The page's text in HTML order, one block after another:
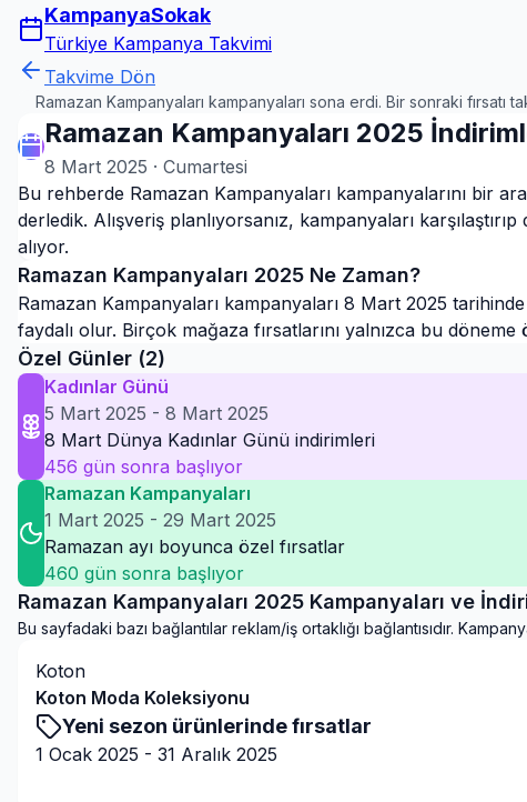
KampanyaSokak
Türkiye Kampanya Takvimi
Takvime Dön
Ramazan Kampanyaları kampanyaları sona erdi. Bir sonraki fırsatı
Ramazan Kampanyaları 2025
8 Mart 2025 · Cumartesi
Bu rehberde Ramazan Kampanyaları kampanyalarını bir
derledik. Alışveriş planlıyorsanız, kampanyaları
alıyor.
Ramazan Kampanyaları 2025 Ne Zaman?
Ramazan Kampanyaları kampanyaları 8 Mart 2025
faydalı olur. Birçok mağaza fırsatlarını yalnızca bu
Özel Günler (2)
Kadınlar Günü
5 Mart 2025 - 8 Mart 2025
8 Mart Dünya Kadınlar Günü indirimleri
456 gün sonra başlıyor
Ramazan Kampanyaları
1 Mart 2025 - 29 Mart 2025
Ramazan ayı boyunca özel fırsatlar
460 gün sonra başlıyor
Ramazan Kampanyaları 2025 Kampanyaları ve
Bu sayfadaki bazı bağlantılar reklam/iş ortaklığı bağlantısıdır.
Koton
Koton Moda Koleksiyonu
Yeni sezon ürünlerinde fırsatlar
1 Ocak 2025 - 31 Aralık 2025